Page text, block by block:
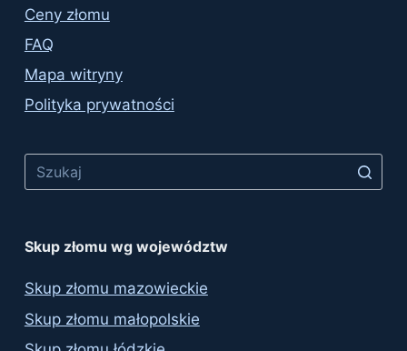
Ceny złomu
FAQ
Mapa witryny
Polityka prywatności
Skup złomu wg województw
Skup złomu mazowieckie
Skup złomu małopolskie